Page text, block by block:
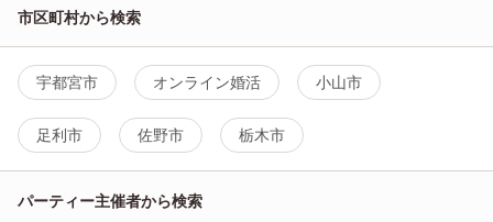
市区町村から検索
宇都宮市 オンライン婚活 小山市
足利市 佐野市 栃木市
パーティー主催者から検索